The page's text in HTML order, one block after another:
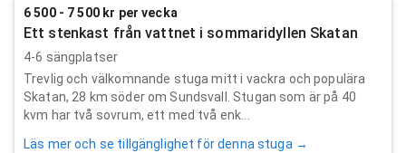
6 500 - 7 500 kr per vecka
Ett stenkast från vattnet i sommaridyllen Skatan
4-6 sängplatser
Trevlig och välkomnande stuga mitt i vackra och populära
Skatan, 28 km söder om Sundsvall. Stugan som är på 40
kvm har två sovrum, ett med två enk...
Läs mer och se tillgänglighet för denna stuga →